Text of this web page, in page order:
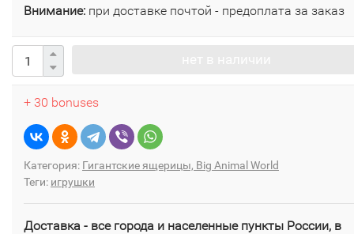
Внимание: при доставке почтой - предоплата за заказ
+ 30 bonuses
Категория: Гигантские ящерицы, Big Animal World
Теги: игрушки
Доставка - все города и населенные пункты России, в